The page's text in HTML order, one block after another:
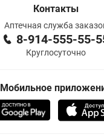
Контакты
Аптечная служба
8-914-555-55-
Круглосуточно
Мобильное